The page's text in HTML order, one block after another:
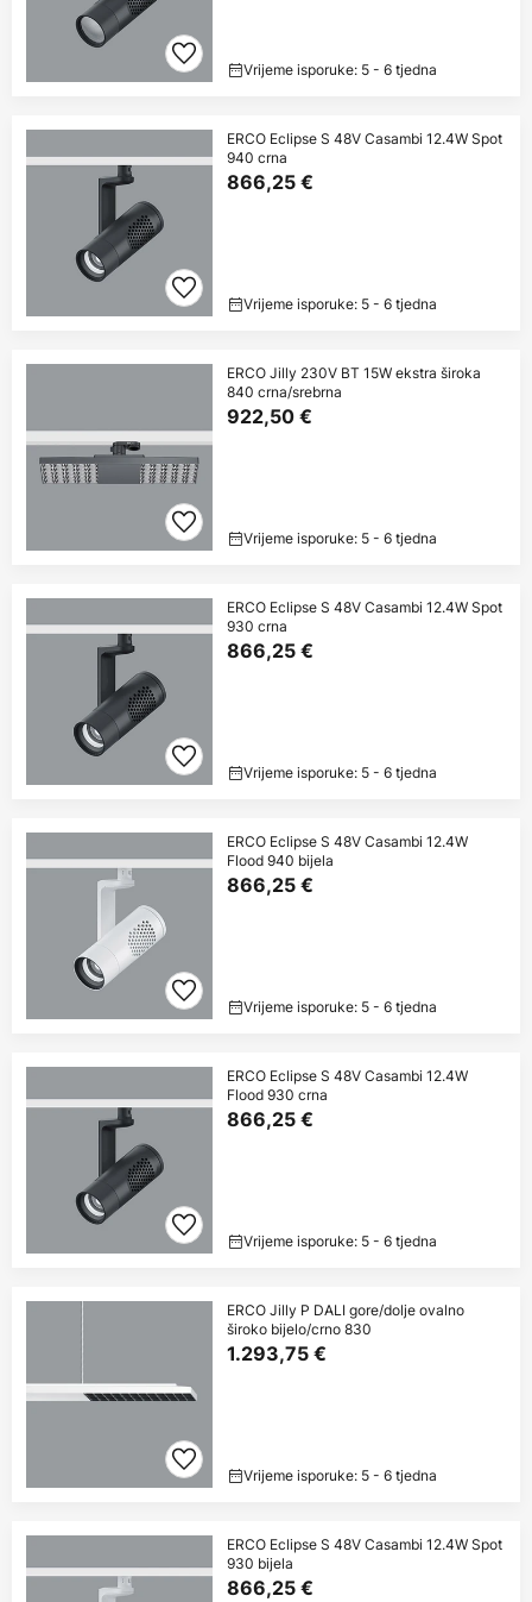
Vrijeme isporuke: 5 - 6 tjedna
ERCO Eclipse S 48V Casambi 12.4W Spot
940 crna
866,25 €
Vrijeme isporuke: 5 - 6 tjedna
ERCO Jilly 230V BT 15W ekstra široka
840 crna/srebrna
922,50 €
Vrijeme isporuke: 5 - 6 tjedna
ERCO Eclipse S 48V Casambi 12.4W Spot
930 crna
866,25 €
Vrijeme isporuke: 5 - 6 tjedna
ERCO Eclipse S 48V Casambi 12.4W
Flood 940 bijela
866,25 €
Vrijeme isporuke: 5 - 6 tjedna
ERCO Eclipse S 48V Casambi 12.4W
Flood 930 crna
866,25 €
Vrijeme isporuke: 5 - 6 tjedna
ERCO Jilly P DALI gore/dolje ovalno
široko bijelo/crno 830
1.293,75 €
Vrijeme isporuke: 5 - 6 tjedna
ERCO Eclipse S 48V Casambi 12.4W Spot
930 bijela
866,25 €